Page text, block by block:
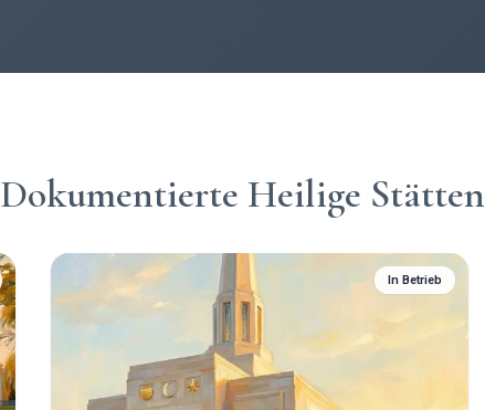
Dokumentierte Heilige Stätten
In Betrieb